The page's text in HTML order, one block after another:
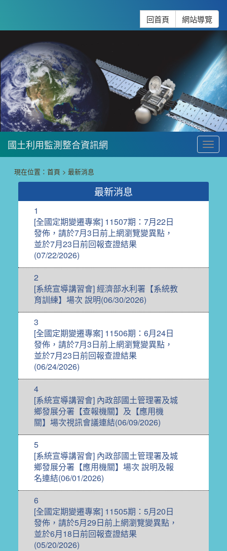
回首頁 網站導覽
國土利用監測整合資訊網
現在位置： 首頁 > 最新消息
最新消息
1
[全國定期變遷專案] 11507期：7月22日
發佈，請於7月3日前上網瀏覽變異點，
並於7月23日前回報查證結果
(07/22/2026)
2
[系統宣導講習會] 經濟部水利署【系統教
育訓練】場次 說明(06/30/2026)
3
[全國定期變遷專案] 11506期：6月24日
發佈，請於7月3日前上網瀏覽變異點，
並於7月23日前回報查證結果
(06/24/2026)
4
[系統宣導講習會] 內政部國土管理署及城
鄉發展分署【查報機關】及【應用機
關】場次視訊會議連結(06/09/2026)
5
[系統宣導講習會] 內政部國土管理署及城
鄉發展分署【應用機關】場次 說明及報
名連結(06/01/2026)
6
[全國定期變遷專案] 11505期：5月20日
發佈，請於5月29日前上網瀏覽變異點，
並於6月18日前回報查證結果
(05/20/2026)